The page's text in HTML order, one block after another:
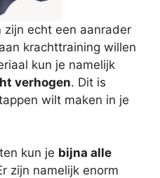
zijn echt een aanrader
krachttraining willen
kun je namelijk
verhogen. Dit is
wilt maken in je
kun je bijna alle
zijn namelijk enorm